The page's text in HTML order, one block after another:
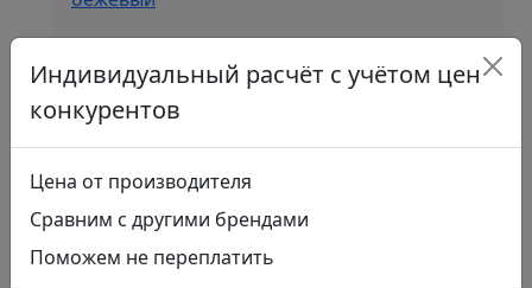
Назначение:
настенный
Рисунок:
под дерево
Ректификат:
нет
Индивидуальный расчёт с учётом цен
конкурентов
Цена от производителя
Сравним с другими брендами
Поможем не переплатить